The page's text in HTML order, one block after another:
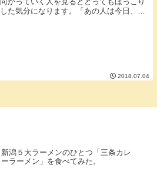
した気分になります。「あの人は今日、愛
2018.07.04
新潟５大ラーメンのひとつ「三条カレ
ーラーメン」を食べてみた。